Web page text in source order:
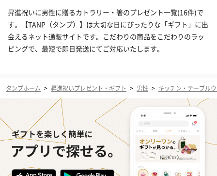
昇進祝いに男性に贈るカトラリー・箸のプレゼント一覧(16件)で
す。【TANP（タンプ）】は大切な日にぴったりな「ギフト」に出
会えるネット通販サイトです。こだわりの商品をこだわりのラッ
ピングで、最短で即日発送にてご対応いたします。
タンプホーム > 昇進祝いプレゼント・ギフト > 男性 > キッチン・テーブル